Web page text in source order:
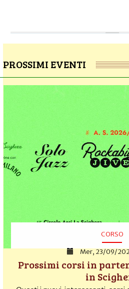
PROSSIMI EVENTI
CORSO
Mer, 23/09/
Prossimi corsi in
in